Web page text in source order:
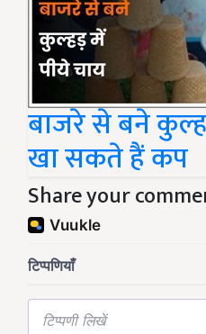
बाजरे से बने
खा सकते हैं कप
Share your